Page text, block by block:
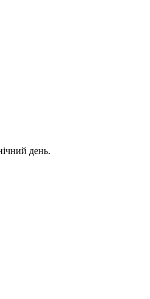
день.